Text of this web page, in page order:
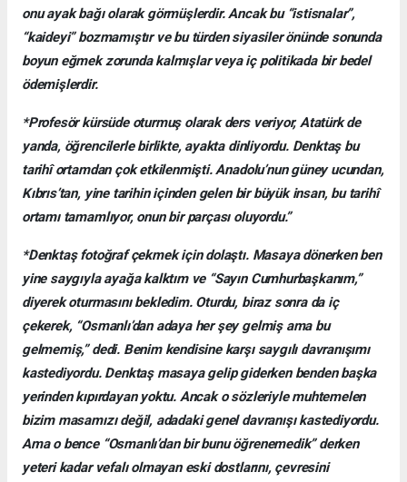
onu ayak bağı olarak görmüşlerdir. Ancak bu “istisnalar”,
“kaideyi” bozmamıştır ve bu türden siyasiler önünde sonunda
boyun eğmek zorunda kalmışlar veya iç politikada bir bedel
ödemişlerdir.
*Profesör kürsüde oturmuş olarak ders veriyor, Atatürk de
yanda, öğrencilerle birlikte, ayakta dinliyordu. Denktaş bu
tarihî ortamdan çok etkilenmişti. Anadolu’nun güney ucundan,
Kıbrıs’tan, yine tarihin içinden gelen bir büyük insan, bu tarihî
ortamı tamamlıyor, onun bir parçası oluyordu.”
*Denktaş fotoğraf çekmek için dolaştı. Masaya dönerken ben
yine saygıyla ayağa kalktım ve “Sayın Cumhurbaşkanım,”
diyerek oturmasını bekledim. Oturdu, biraz sonra da iç
çekerek, “Osmanlı’dan adaya her şey gelmiş ama bu
gelmemiş,” dedi. Benim kendisine karşı saygılı davranışımı
kastediyordu. Denktaş masaya gelip giderken benden başka
yerinden kıpırdayan yoktu. Ancak o sözleriyle muhtemelen
bizim masamızı değil, adadaki genel davranışı kastediyordu.
Ama o bence “Osmanlı’dan bir bunu öğrenemedik” derken
yeteri kadar vefalı olmayan eski dostlarını, çevresini